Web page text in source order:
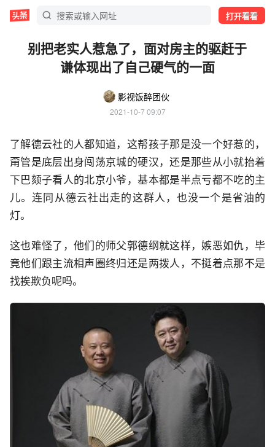
打开看看
别把老实人惹急了，面对房主的驱赶于
谦体现出了自己硬气的一面
影视饭醉团伙
2021-10-7 09:07
了解德云社的人都知道，这帮孩子那是没一个好惹的，
甭管是底层出身闯荡京城的硬汉，还是那些从小就抬着
下巴颏子看人的北京小爷，基本都是半点亏都不吃的主
儿。连同从德云社出走的这群人，也没一个是省油的
灯。
这也难怪了，他们的师父郭德纲就这样，嫉恶如仇，毕
竟他们跟主流相声圈终归还是两拨人，不挺着点那不是
找挨欺负呢吗。